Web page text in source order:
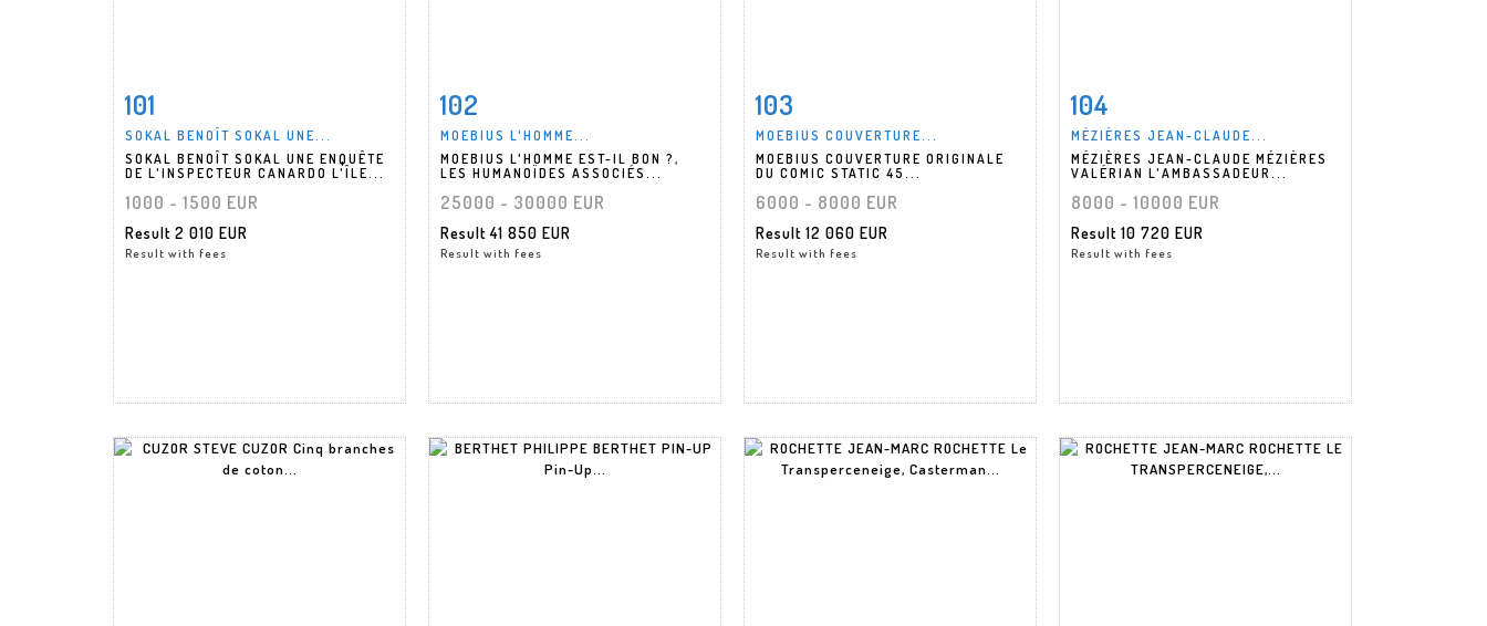
101
SOKAL BENOÎT SOKAL UNE...
SOKAL BENOÎT SOKAL UNE ENQUÊTE
DE L'INSPECTEUR CANARDO L'ÎLE...
1000 - 1500 EUR
Result 2 010 EUR
Result with fees
Item detail
102
MOEBIUS L'HOMME...
MOEBIUS L'HOMME EST-IL BON ?,
LES HUMANOÏDES ASSOCIÉS...
25000 - 30000 EUR
Result41 850 EUR
Result with fees
Item detail
103
MOEBIUS COUVERTURE...
MOEBIUS COUVERTURE ORIGINALE
DU COMIC STATIC 45...
6000 - 8000 EUR
Result 12 060 EUR
Result with fees
Item detail
104
MÉZIÈRES JEAN-CLAUDE...
MÉZIÈRES JEAN-CLAUDE MÉZIÈRES
VALÉRIAN L'AMBASSADEUR...
8000 - 10000 EUR
Result 10 720 EUR
Result with fees